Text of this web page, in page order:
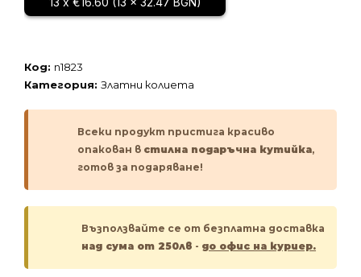
Код: n1823
Категория: Златни колиета
Всеки продукт пристига красиво
опакован в стилна подаръчна кутийка,
готов за подаряване!
Възползвайте се от безплатна доставка
над сума от 250лв - до офис на куриер.